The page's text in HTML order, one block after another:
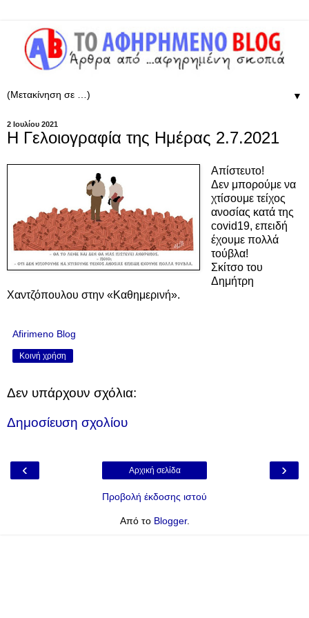
▼
2 Ιουλίου 2021
Η Γελοιογραφία της Ημέρας 2.7.2021
Απίστευτο!
Δεν μπορούμε να
χτίσουμε τείχος
ανοσίας κατά της
covid19, επειδή
έχουμε πολλά
τούβλα!
Σκίτσο του
Δημήτρη
Χαντζόπουλου στην «Καθημερινή».
Afirimeno Blog
Κοινή χρήση
Δεν υπάρχουν σχόλια:
Δημοσίευση σχολίου
‹ ›
Αρχική σελίδα
Προβολή έκδοσης ιστού
Από το Blogger.